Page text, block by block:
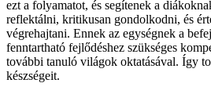
ezt a folyamatot, és segítenek a
reflektálni, kritikusan gondolkodni, és
végrehajtani. Ennek az egységnek a
fenntartható fejlődéshez szükséges
további tanuló világok oktatásával. Így
készségeit.